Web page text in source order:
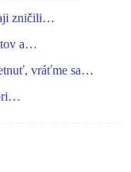
zničili…
a…
vráťme sa…